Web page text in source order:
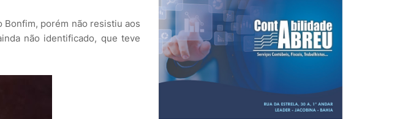
porém não resistiu aos
não identificado, que teve